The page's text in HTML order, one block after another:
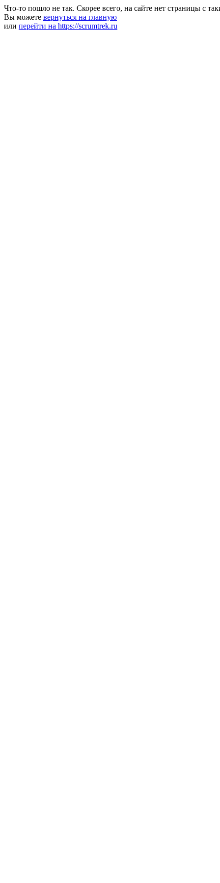
Что-то пошло не так. Скорее всего, на сайте нет страницы с
Вы можете вернуться на главную
или перейти на https://scrumtrek.ru